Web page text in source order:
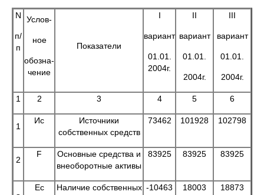
N
п/
п
Услов-
ное
обозна-
чение
Показатели
I
вариант
01.01.
2004г.
II
вариант
01.01.
2004г.
III
вариант
01.01.
2004г.
1 2 3 4 5 6
1
Ис
Источники
собственных средств
73462 101928 102798
2
F
Основные средства и
внеоборотные активы
83925 83925 83925
Ес
Наличие собственных -10463 18003 18873